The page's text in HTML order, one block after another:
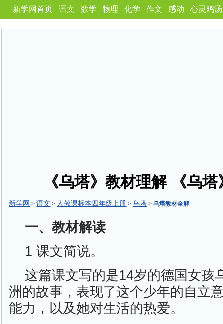
新学网首页 语文 数学 物理 化学 作文 感动 心灵鸡汤
《乌塔》教材理解 《乌
新学网 >语文 > 人教课标本四年级上册 >乌塔 >乌塔教材全解
一、教材解读
1 课文简说。
这篇课文写的是14岁的德国女孩
洲的故事，表现了这个少年的自立
能力，以及她对生活的热爱。